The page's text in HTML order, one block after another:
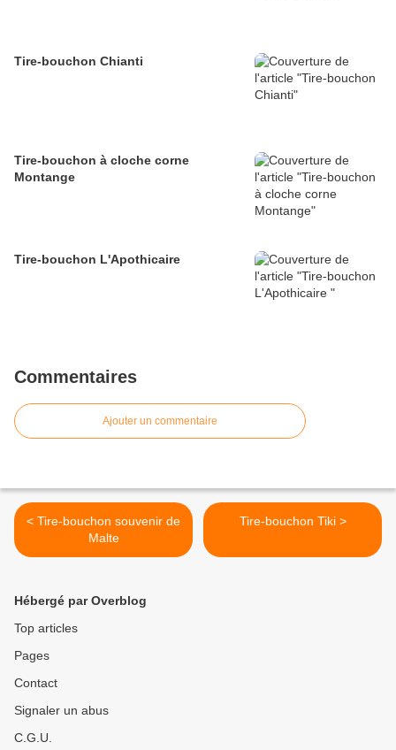
Tire-bouchon Chianti
Tire-bouchon à cloche corne
Montange
Tire-bouchon L'Apothicaire
Commentaires
Ajouter un commentaire
< Tire-bouchon souvenir de
Malte
Tire-bouchon Tiki >
Hébergé par Overblog
Top articles
Pages
Contact
Signaler un abus
C.G.U.